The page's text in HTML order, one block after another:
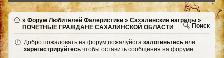
» Форум Любителей Фалеристики» Сахалинские награды»
ПОЧЕТНЫЕ ГРАЖДАНЕ САХАЛИНСКОЙ ОБЛАСТИ
Поиск
Добро пожаловать на форум,пожалуйста залогиньтесьили
зарегистрируйтесьчтобы оставить сообщения на форуме.